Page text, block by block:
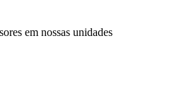
em nossas unidades